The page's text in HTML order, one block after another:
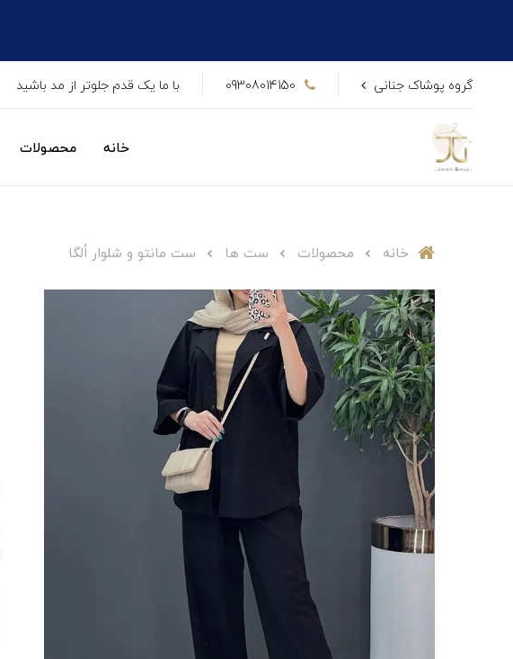
گروه پوشاک جنانی 09308014150 با ما یک قدم جلوتر از مد باشید
خانه محصولات
خانه محصولات ست ها ست مانتو و شلوار اُلگا